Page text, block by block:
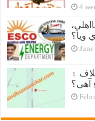
4
۽
آهي؟